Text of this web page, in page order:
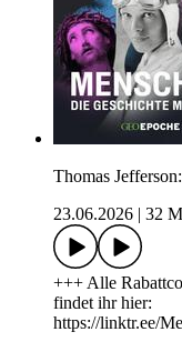
Thomas
23.06.2026
32
+++ Alle
findet ihr hier:
https://linktr.ee/